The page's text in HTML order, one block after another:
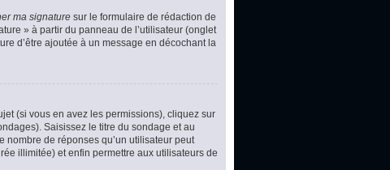
ma signature sur le formulaire de rédaction de
» à partir du panneau de l’utilisateur (onglet
d’être ajoutée à un message en décochant la
(si vous en avez les permissions), cliquez sur
Saisissez le titre du sondage et au
de réponses qu’un utilisateur peut
illimitée) et enfin permettre aux utilisateurs de